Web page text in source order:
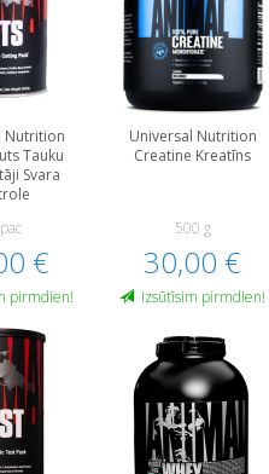
Nutrition
Tauku
Svara
€
pirmdien!
Universal Nutrition
Creatine Kreatīns
500 g
30,00 €
Izsūtīsim pirmdien!